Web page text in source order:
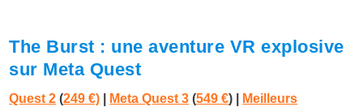
The Burst : une aventure VR explosive
sur Meta Quest
Quest 2 (249 €) Meta Quest 3 (549 €)
Meilleurs